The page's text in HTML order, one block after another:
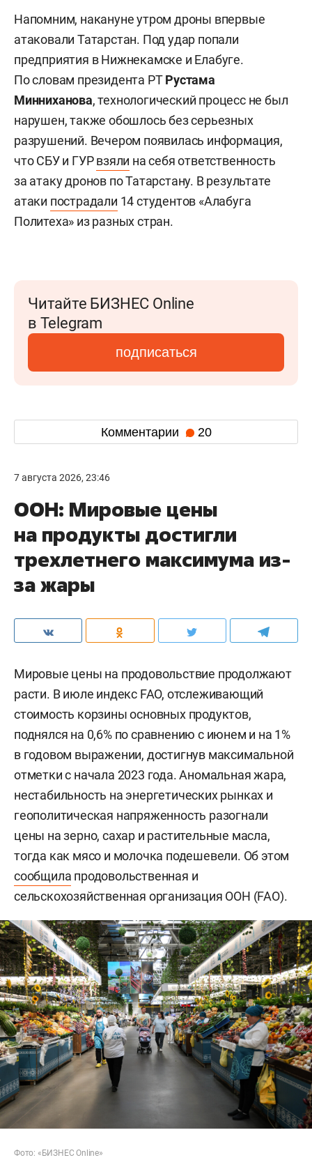
Напомним, накануне утром дроны впервые
атаковали Татарстан. Под удар попали
предприятия в Нижнекамске и Елабуге.
По словам президента РТРустама
Минниханова, технологический процесс не был
нарушен, также обошлось без серьезных
разрушений. Вечером появилась информация,
что СБУ и ГУРвзяли на себя ответственность
за атаку дронов по Татарстану. В результате
атаки пострадали 14 студентов «Алабуга
Политеха» из разных стран.
Читайте БИЗНЕС Online
в Telegram
подписаться
Комментарии 20
7 августа 2026, 23:46
ООН: Мировые цены
на продукты достигли
трехлетнего максимума из-
за жары
Мировые цены на продовольствие продолжают
расти. В июле индекс FAO, отслеживающий
стоимость корзины основных продуктов,
поднялся на 0,6% по сравнению с июнем и на 1%
в годовом выражении, достигнув максимальной
отметки с начала 2023 года. Аномальная жара,
нестабильность на энергетических рынках и
геополитическая напряженность разогнали
цены на зерно, сахар и растительные масла,
тогда как мясо и молочка подешевели. Об этом
сообщила продовольственная и
сельскохозяйственная организация ООН (FAO).
Фото: «БИЗНЕС Online»